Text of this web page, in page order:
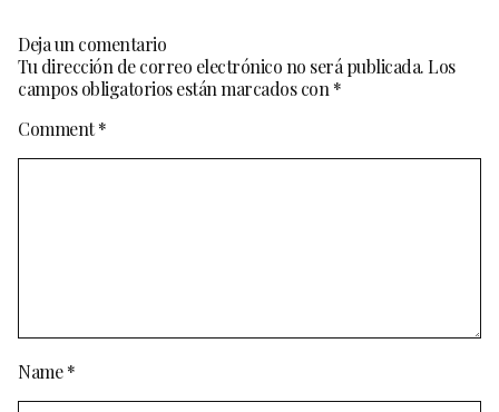
Deja un comentario
Tu dirección de correo electrónico no será publicada. Los
campos obligatorios están marcados con *
Comment*
Name*